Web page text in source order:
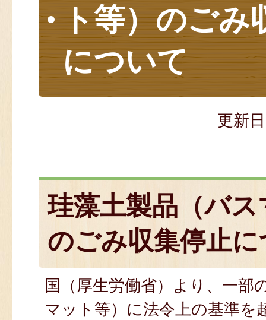
ト等）のごみ
について
更新
珪藻土製品（バ
のごみ収集停止
国（厚生労働省）より、一部
マット等）に法令上の基準を